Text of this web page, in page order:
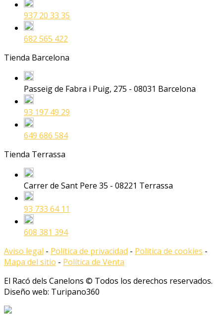
937 20 33 35
682 565 422
Tienda Barcelona
Passeig de Fabra i Puig, 275 - 08031 Barcelona
93 197 49 29
649 686 584
Tienda Terrassa
Carrer de Sant Pere 35 - 08221 Terrassa
93 733 64 11
608 381 394
Aviso legal - Política de privacidad - Política de cookies -
Mapa del sitio - Política de Venta
El Racó dels Canelons © Todos los derechos reservados.
Diseño web: Turipano360